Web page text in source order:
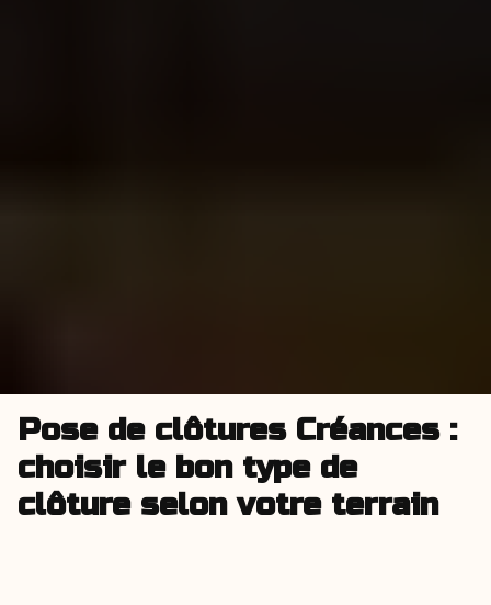
Pose de clôtures Créances :
choisir le bon type de
clôture selon votre terrain